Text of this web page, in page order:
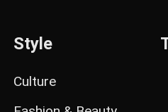
Style
Culture